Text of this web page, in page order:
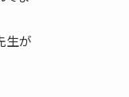
生が